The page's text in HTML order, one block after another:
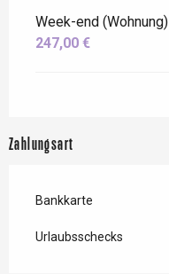
Week-end (Wohnung)
247,00 €
Zahlungsart
Bankkarte
Urlaubsschecks